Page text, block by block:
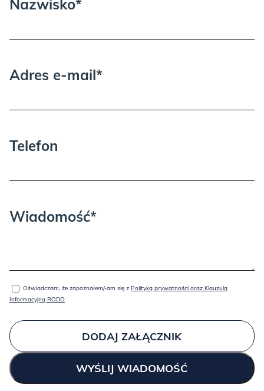
Spójrz na porównanie forniru dębowego z dwóch partii:
Nazwisko*
Adres e-mail*
Telefon
Wiadomość*
Oświadczam, że zapoznałem/-am się z Polityką prywatności oraz Klauzulą
Informacyjną RODO
DODAJ ZAŁĄCZNIK